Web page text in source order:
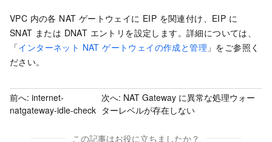
VPC 内の各 NAT ゲートウェイに EIP を関連付け、EIP に
SNAT または DNAT エントリを設定します。詳細については、
「インターネット NAT ゲートウェイの作成と管理 」をご参照く
ださい。
前へ: internet-
natgateway-idle-check
次へ: NAT Gateway に異常な処理ウォー
ターレベルが存在しない
この記事はお役に立ちましたか？